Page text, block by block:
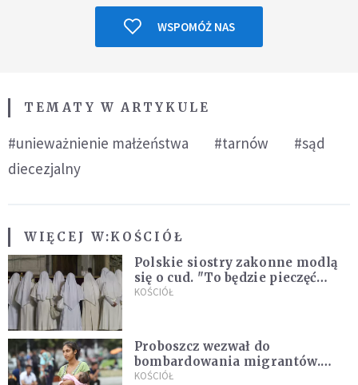
WSPOMÓŻ NAS
TEMATY W ARTYKULE
#unieważnienie małżeństwa #tarnów
#sąd
diecezjalny
WIĘCEJ W:KOŚCIÓŁ
Polskie siostry zakonne modlą
się o cud. "To będzie pieczęć
Pana Boga dla naszej wiary"
KOŚCIÓŁ
Proboszcz wezwał do
bombardowania migrantów.
"Masowy ogień przeciwko
KOŚCIÓŁ